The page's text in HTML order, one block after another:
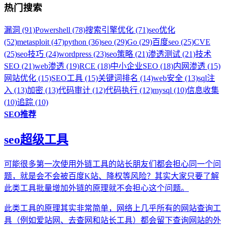
热门搜索
漏洞 (91)Powershell (78)搜索引擎优化 (71)seo优化
(52)metasploit (47)python (36)seo (29)Go (29)百度seo (25)CVE
(25)seo技巧 (24)wordpress (23)seo策略 (21)渗透测试 (21)技术
SEO (21)web渗透 (19)RCE (18)中小企业SEO (18)内网渗透 (15)
网站优化 (15)SEO工具 (15)关键词排名 (14)web安全 (13)sql注
入 (13)加密 (13)代码审计 (12)代码执行 (12)mysql (10)信息收集
(10)追踪 (10)
SEO推荐
seo超级工具
可能很多第一次使用外链工具的站长朋友们都会担心同一个问
题，就是会不会被百度K站、降权等风险？其实大家只要了解
此类工具批量增加外链的原理就不会担心这个问题。
此类工具的原理其实非常简单，网络上几乎所有的网站查询工
具（例如爱站网、去查网和站长工具）都会留下查询网站的外